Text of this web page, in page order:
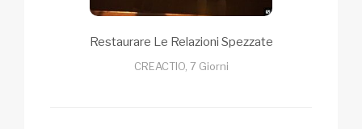
Restaurare Le Relazioni Spezzate
CREACTIO, 7 Giorni